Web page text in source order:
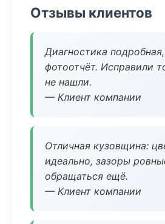
Отзывы клиентов
Диагностика
фотоотчёт. Исправили
не нашли.
— Клиент компании
Отличная кузовщина:
идеально, зазоры
обращаться ещё.
— Клиент компании